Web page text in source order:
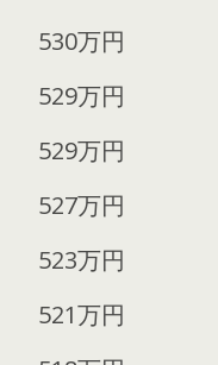
530万円
529万円
529万円
527万円
523万円
521万円